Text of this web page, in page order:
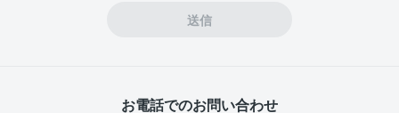
送信
お電話でのお問い合わせ